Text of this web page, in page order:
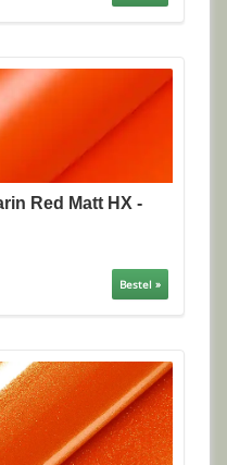
Red Matt HX -
Bestel »